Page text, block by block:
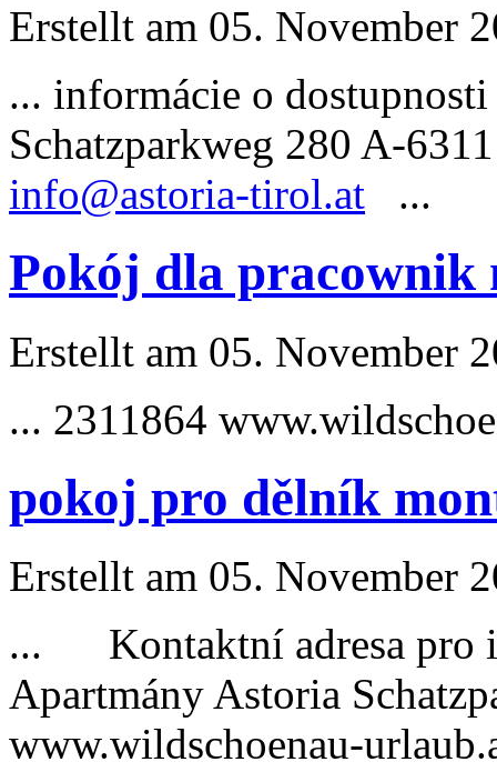
Erstellt am 05. November
... informácie o
Schatzparkweg 280 A-
info@astoria-tirol.at ...
Pokój dla pracownik
Erstellt am 05. November
... 2311864
pokoj pro dělník
Erstellt am 05. November
... Kontaktní adresa pro
Apartmány Astoria
www.wildschoenau-urlaub